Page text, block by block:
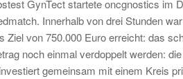
GynTect startete oncgnostics im
Innerhalb von drei Stunden
Ziel von 750.000 Euro erreicht: das
noch einmal verdoppelt werden:
gemeinsam mit einem Kreis